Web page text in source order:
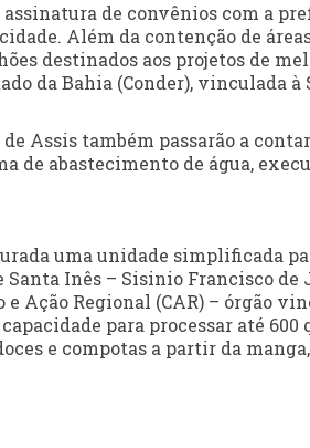
de convênios com a
Além da contenção de
destinados aos projetos de
da Bahia (Conder), vinculada
Assis também passarão a
de abastecimento de água,
uma unidade simplificada
Inês – Sisinio Francisco de
Ação Regional (CAR) – órgão
para processar até
e compotas a partir da